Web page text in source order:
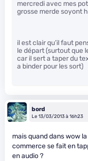
mercredi avec mes
grosse merde soyont
il est clair qu’il faut
le départ (surtout que
car il sert a taper du
a binder pour les sort)
bord
Le 13/03/2013 à 16h23
mais quand dans wow
commerce se fait en
en audio ?